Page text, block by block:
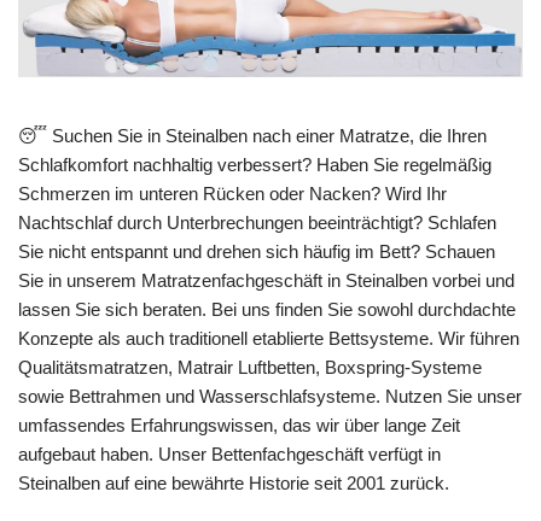
😴 Suchen Sie in Steinalben nach einer Matratze, die Ihren
Schlafkomfort nachhaltig verbessert? Haben Sie regelmäßig
Schmerzen im unteren Rücken oder Nacken? Wird Ihr
Nachtschlaf durch Unterbrechungen beeinträchtigt? Schlafen
Sie nicht entspannt und drehen sich häufig im Bett? Schauen
Sie in unserem Matratzenfachgeschäft in Steinalben vorbei und
lassen Sie sich beraten. Bei uns finden Sie sowohl durchdachte
Konzepte als auch traditionell etablierte Bettsysteme. Wir führen
Qualitätsmatratzen, Matrair Luftbetten, Boxspring-Systeme
sowie Bettrahmen und Wasserschlafsysteme. Nutzen Sie unser
umfassendes Erfahrungswissen, das wir über lange Zeit
aufgebaut haben. Unser Bettenfachgeschäft verfügt in
Steinalben auf eine bewährte Historie seit 2001 zurück.